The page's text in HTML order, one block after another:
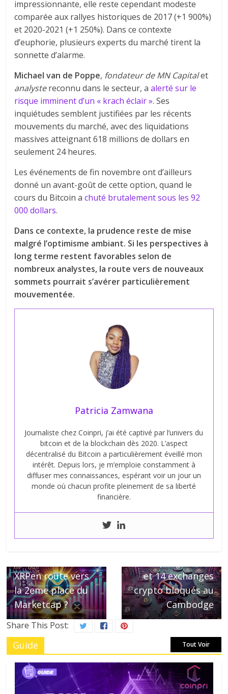
impressionnante, elle reste cependant modeste
comparée aux rallyes historiques de 2017 (+1 900%)
et 2020-2021 (+1 250%). Dans ce contexte
d’euphorie, plusieurs experts du marché tirent la
sonnette d’alarme.
Michael van de Poppe, fondateur de MN Capitalet
analystereconnu dans le secteur, aalerté sur le
risque imminent d’un « krach éclair ». Ses
inquiétudes semblent justifiées par les récents
mouvements du marché, avec des liquidations
massives atteignant 618 millions de dollars en
seulement 24 heures.
Les événements de fin novembre ont d’ailleurs
donné un avant-goût de cette option, quand le
cours du Bitcoin achuté brutalement sous les 92
000 dollars.
Dans ce contexte, la prudence reste de mise
malgré l’optimisme ambiant. Si les perspectives à
long terme restent favorables selon de
nombreux analystes, la route vers de nouveaux
sommets pourrait s’avérer particulièrement
mouvementée.
Patricia Zamwana
Journaliste chez Coinpri, j’ai été captivé par l’univers du
bitcoin et de la blockchain dès 2020. L’aspect
décentralisé du Bitcoin a particulièrement éveillé mon
intérêt. Depuis lors, je m’emploie constamment à
diffuser mes connaissances, espérant voir un jour un
monde où chacun profite pleinement de sa liberté
financière.
XRPen route vers
la 2eme place du
Marketcap ?
et 14 exchanges
crypto bloqués au
Cambodge
Share This Post:
Guide Tout Voir